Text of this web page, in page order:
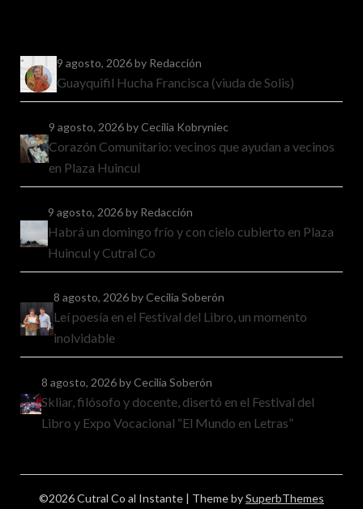
9 agosto, 2026by Redacción
Guayquifil Hucha Francisca (viuda de Solis)
9 agosto, 2026by Cecilia Kobryniec
Corazón Comunitario: vecinos que ayudan a vecinos
en Plaza Huincul
9 agosto, 2026by Redacción
Habrá un domingo frío y con cielo cubierto en Plaza
Huincul y Cutral Co
8 agosto, 2026by Cecilia Soberón
Leí poesía en el Festival del Libro, un momento
inolvidable
8 agosto, 2026by Cecilia Soberón
Skliar, filósofo y docente, disertó en el Festival del
Libro y Expo Vocacional “El Mundo en Letras”
©2026 Cutral Co al Instante | Theme bySuperbThemes